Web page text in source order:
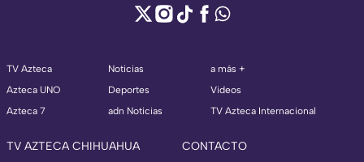
TV Azteca
Azteca UNO
Azteca 7
Noticias
Deportes
adn Noticias
a más +
Videos
TV Azteca Internacional
TV AZTECA CHIHUAHUA CONTACTO